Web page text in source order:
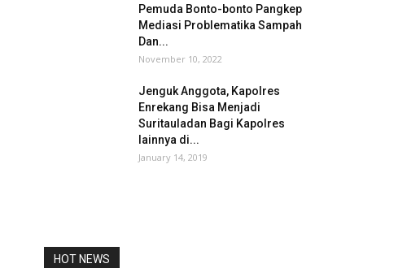
Pemuda Bonto-bonto Pangkep
Mediasi Problematika Sampah
Dan...
November 10, 2022
Jenguk Anggota, Kapolres
Enrekang Bisa Menjadi
Suritauladan Bagi Kapolres
lainnya di...
January 14, 2019
HOT NEWS